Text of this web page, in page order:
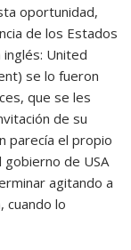
oportunidad,
de los Estados
United
se lo fueron
que se les
de su
parecía el propio
de USA
agitando a
cuando lo